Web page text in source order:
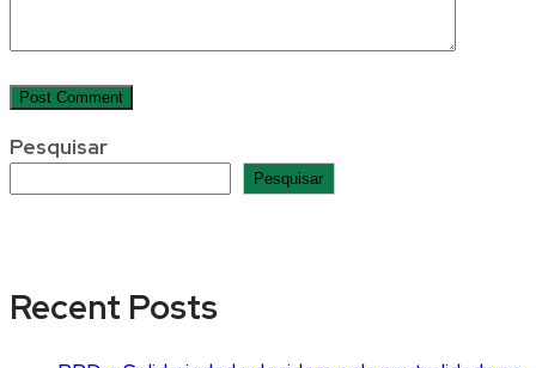
Pesquisar
Pesquisar
Recent Posts